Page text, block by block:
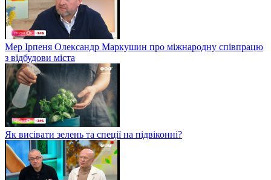
Мер Ірпеня Олександр Маркушин про міжнародну співпрацю
з відбудови міста
Як висівати зелень та спеції на підвіконні?